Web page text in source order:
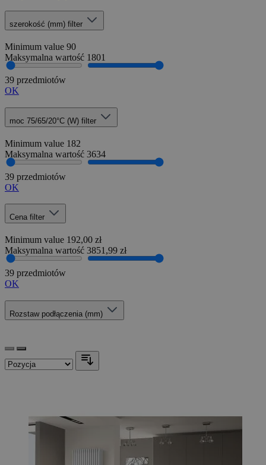
szerokość (mm) filter
Minimum value 90
Maksymalna wartość 1801
39 przedmiotów
OK
moc 75/65/20°C (W) filter
Minimum value 182
Maksymalna wartość 3634
39 przedmiotów
OK
Cena filter
Minimum value 192,00 zł
Maksymalna wartość 3851,99 zł
39 przedmiotów
OK
Rozstaw podłączenia (mm)